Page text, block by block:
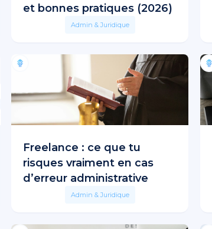
et bonnes pratiques (2026)
Admin & Juridique
Freelance : ce que tu
risques vraiment en cas
d’erreur administrative
Admin & Juridique